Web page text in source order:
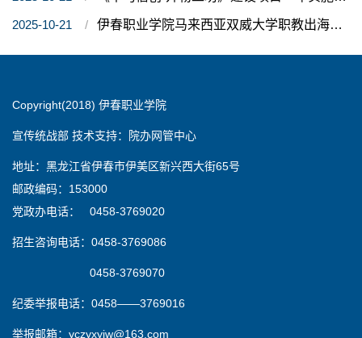
2025-10-21 伊春职业学院马来西亚双威大学职教出海双方院校合作会议概要
Copyright(2018) 伊春职业学院
宣传统战部 技术支持：院办网管中心
地址：黑龙江省伊春市伊美区新兴西大街65号
邮政编码：153000
党政办电话： 0458-3769020
招生咨询电话：0458-3769086
0458-3769070
纪委举报电话：0458——3769016
举报邮箱：yczyxyjw@163.com